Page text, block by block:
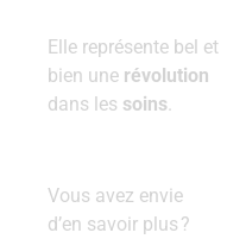
Elle représente bel et
bien une révolution
dans les soins.
Vous avez envie
d’en savoir plus ?